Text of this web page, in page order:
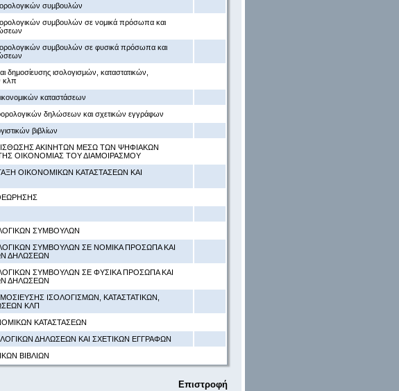
συμβουλών
συμβουλών σε νομικά πρόσωπα και
συμβουλών σε φυσικά πρόσωπα και
δημοσίευσης ισολογισμών, καταστατικών,
κλπ
καταστάσεων
δηλώσεων και σχετικών εγγράφων
βιβλίων
ΑΚΙΝΗΤΩΝ ΜΕΣΩ ΤΩΝ ΨΗΦΙΑΚΩΝ
ΟΙΚΟΝΟΜΙΑΣ ΤΟΥ ΔΙΑΜΟΙΡΑΣΜΟΥ
ΟΙΚΟΝΟΜΙΚΩΝ ΚΑΤΑΣΤΑΣΕΩΝ ΚΑΙ
ΣΥΜΒΟΥΛΩΝ
ΣΥΜΒΟΥΛΩΝ ΣΕ ΝΟΜΙΚΑ ΠΡΟΣΩΠΑ ΚΑΙ
ΔΗΛΩΣΕΩΝ
ΣΥΜΒΟΥΛΩΝ ΣΕ ΦΥΣΙΚΑ ΠΡΟΣΩΠΑ ΚΑΙ
ΔΗΛΩΣΕΩΝ
ΙΣΟΛΟΓΙΣΜΩΝ, ΚΑΤΑΣΤΑΤΙΚΩΝ,
ΚΛΠ
ΚΑΤΑΣΤΑΣΕΩΝ
ΔΗΛΩΣΕΩΝ ΚΑΙ ΣΧΕΤΙΚΩΝ ΕΓΓΡΑΦΩΝ
ΒΙΒΛΙΩΝ
Επιστροφή